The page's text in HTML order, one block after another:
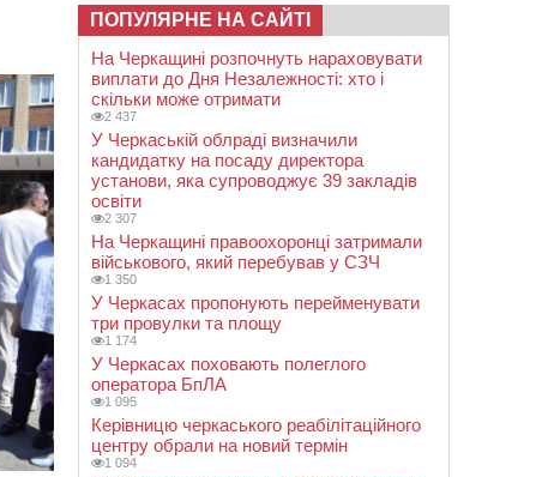
ПОПУЛЯРНЕ НА САЙТІ
На Черкащині розпочнуть нараховувати
виплати до Дня Незалежності: хто і
скільки може отримати
2 437
У Черкаській облраді визначили
кандидатку на посаду директора
установи, яка супроводжує 39 закладів
освіти
2 307
На Черкащині правоохоронці затримали
військового, який перебував у СЗЧ
1 350
У Черкасах пропонують перейменувати
три провулки та площу
1 174
У Черкасах поховають полеглого
оператора БпЛА
1 095
Керівницю черкаського реабілітаційного
центру обрали на новий термін
1 094